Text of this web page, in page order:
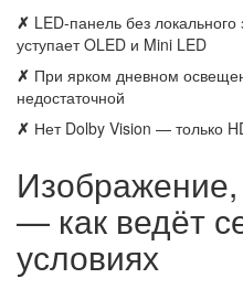
✗ LED-панель без
уступает OLED и Mini LED
✗ При ярком дневном
недостаточной
✗ Нет Dolby Vision — только
Изображение,
— как ведёт
условиях